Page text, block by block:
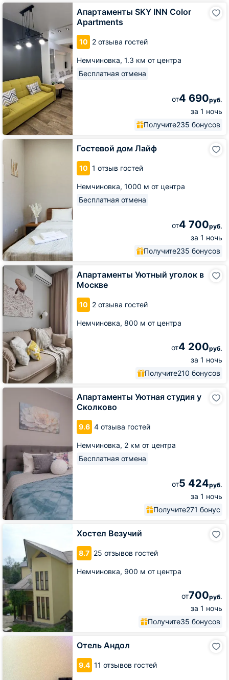
Апартаменты SKY INN Color
Apartments
10 2 отзыва гостей
Немчиновка, 1.3 км от центра
Бесплатная отмена
от4 690руб.
за 1 ночь
Получите235 бонусов
Апартаменты
SKY
Apartments
Гостевой дом Лайф
10 1 отзыв гостей
Немчиновка, 1000 м от центра
Бесплатная отмена
от4 700руб.
за 1 ночь
Получите235 бонусов
Гостевой
Лайф
Апартаменты Уютный уголок в
Москве
10 2 отзыва гостей
Немчиновка, 800 м от центра
от4 200руб.
за 1 ночь
Получите210 бонусов
Апартаменты
Уютный
уголок
в
Москве
Апартаменты Уютная студия у
Сколково
9.6 4 отзыва гостей
Немчиновка, 2 км от центра
Бесплатная отмена
от5 424руб.
за 1 ночь
Получите271 бонус
Апартаменты
Уютная
студия
Сколково
Хостел Везучий
8.7 25 отзывов гостей
Немчиновка, 900 м от центра
от700руб.
за 1 ночь
Получите35 бонусов
Везучий
Отель Андол
9.4 11 отзывов гостей
Отель